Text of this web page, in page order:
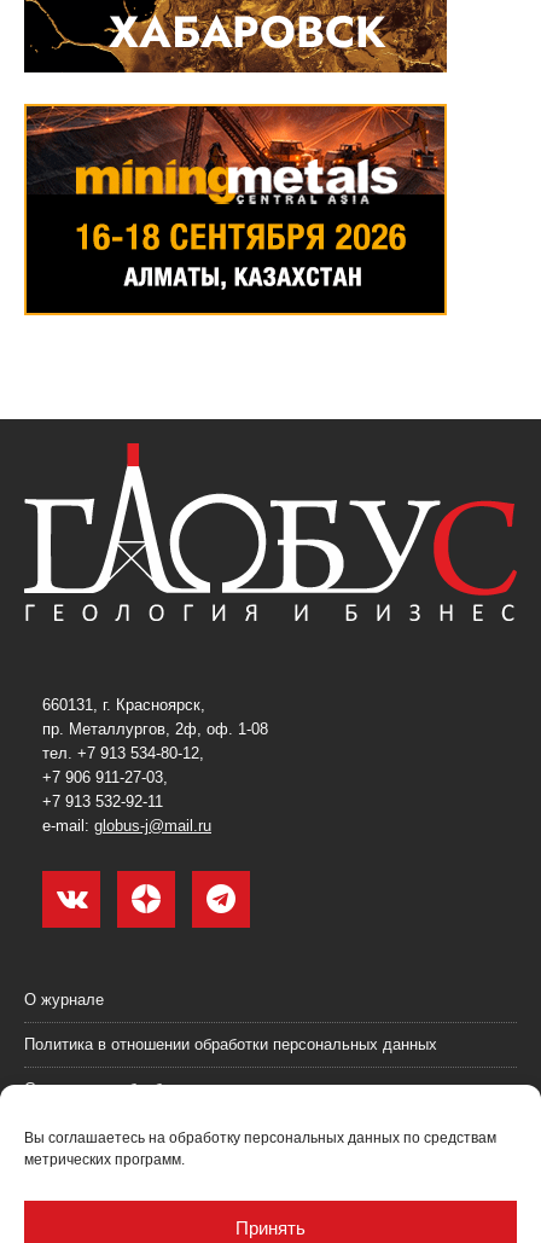
Вы соглашаетесь на обработку персональных данных по средствам
метрических программ.
Принять
660131, г. Красноярск,
пр. Металлургов, 2ф, оф. 1-08
тел. +7 913 534-80-12,
+7 906 911-27-03,
+7 913 532-92-11
e-mail: globus-j@mail.ru
О журнале
Политика в отношении обработки персональных данных
Согласие на обработку персональных данных
Пользовательское соглашение (оферта)